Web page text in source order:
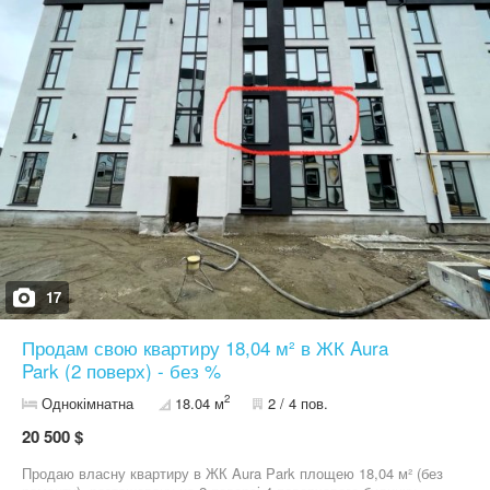
17
Продам свою квартиру 18,04 м² в ЖК Aura
Park (2 поверх) - без %
Однокімнатна 18.04 м2 2 / 4 пов.
20 500 $
Продаю власну квартиру в ЖК Aura Park площею 18,04 м² (без